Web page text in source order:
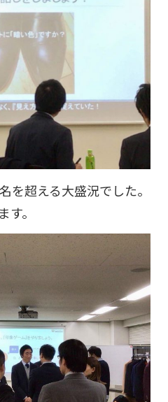
を超える大盛況でした。
。